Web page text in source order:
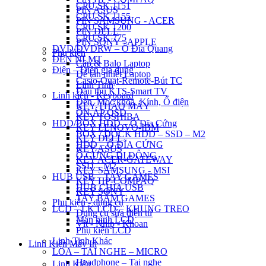
CPU SK 1151
CPU SK 1155
CPU SK 1200
CPU SK 775
DVD/DVDRW – Ổ Đĩa Quang
ĐÈN NLMT
Điện – Điện gia dụng
Casio-Quạt-Remote-Bút TC
Đầu thu KTS-Smart TV
Đèn, Móc khóa, Kính, Ổ điện
ỔN ÁP QSD
HDD/BOX HDD – Ổ Đĩa Cứng
BOX / DOCK HDD – SSD – M2
HDD – Ổ ĐĨA CỨNG
Ổ CỨNG DI ĐỘNG
SSD – M2
HUB USB – TAY GAMES
HUB CHIA USB
TAY BẤM GAMES
LCD – LK LCD – KHUNG TREO
Màn hình LCD
Phụ kiện LCD
Linh Tinh Khác
LOA – TAI NGHE – MICRO
Headphone – Tai nghe
PIN ASUS
PIN SAMSUNG - ACER
PIN DELL
PIN SONY - APPLE
Phụ kiện
Cặp & Balo Laptop
Đế tản nhiệt Laptop
Linh Tinh
Linh kiện - Keyboard
KEY THÁO MÁY
KEY TOSHIBA
KEY LENOVO-IBM
KEY DELL
KEY ASUS
KEY ACER-GATEWAY
KEY SAMSUNG - MSI
KEY HP-COMPAQ
KEY SONY
Phụ kiện - dụng cụ
Dụng cụ sửa điện tử
Vít - Nhíp - Khoan
Linh Kiện Máy In